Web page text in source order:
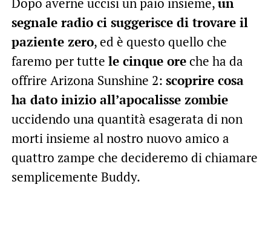
segnale radio ci suggerisce di trovare il
paziente zero, ed è questo quello che
faremo per tutte le cinque oreche ha da
offrire Arizona Sunshine 2: scoprire cosa
ha dato inizio all’apocalisse zombie
uccidendo una quantità esagerata di non
morti insieme al nostro nuovo amico a
quattro zampe che decideremo di chiamare
semplicemente Buddy.